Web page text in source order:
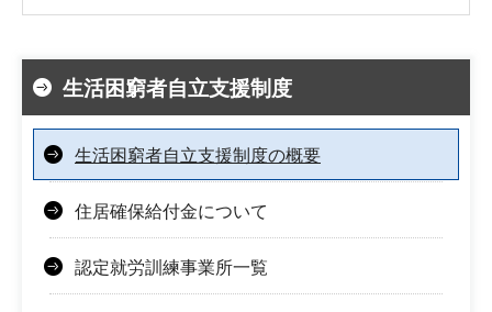
生活困窮者自立支援制度
生活困窮者自立支援制度の概要
住居確保給付金について
認定就労訓練事業所一覧